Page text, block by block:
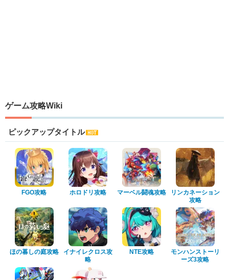
ゲーム攻略Wiki
ピックアップタイトル
FGO攻略 ホロドリ攻略 マーベル闘魂攻略
リンカネーション
攻略
ほの暮しの庭攻略
イナイレクロス攻
略
NTE攻略
モンハンストーリ
ーズ3攻略